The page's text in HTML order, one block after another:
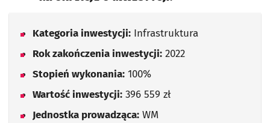
Kategoria inwestycji: Infrastruktura
Rok zakończenia inwestycji: 2022
Stopień wykonania: 100%
Wartość inwestycji: 396 559 zł
Jednostka prowadząca: WM